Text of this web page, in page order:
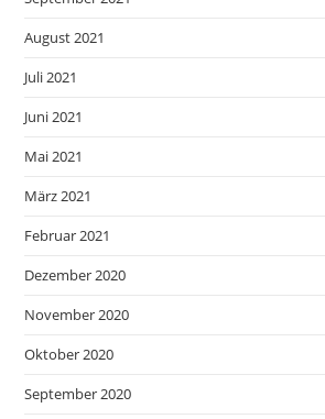
August 2021
Juli 2021
Juni 2021
Mai 2021
März 2021
Februar 2021
Dezember 2020
November 2020
Oktober 2020
September 2020